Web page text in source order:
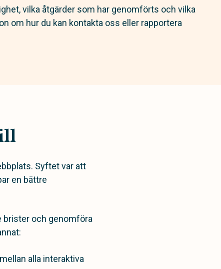
vilka åtgärder som har genomförts och vilka
om hur du kan kontakta oss eller rapportera
Syftet var att
en bättre
brister och genomföra
alla interaktiva